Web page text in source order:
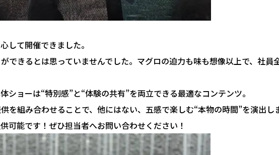
して開催できました。
できるとは思っていませんでした。マグロの迫力も味も想像以上で、社員
ョーは“特別感”と“体験の共有”を両立できる最適なコンテンツ。
を組み合わせることで、他にはない、五感で楽しむ“本物の時間”を演出し
可能です！ぜひ担当者へお問い合わせください！